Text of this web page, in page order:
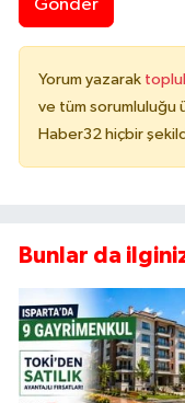
Gönder
Yorum yazarak
ve tüm sorumluluğu
Haber32 hiçbir
Bunlar da